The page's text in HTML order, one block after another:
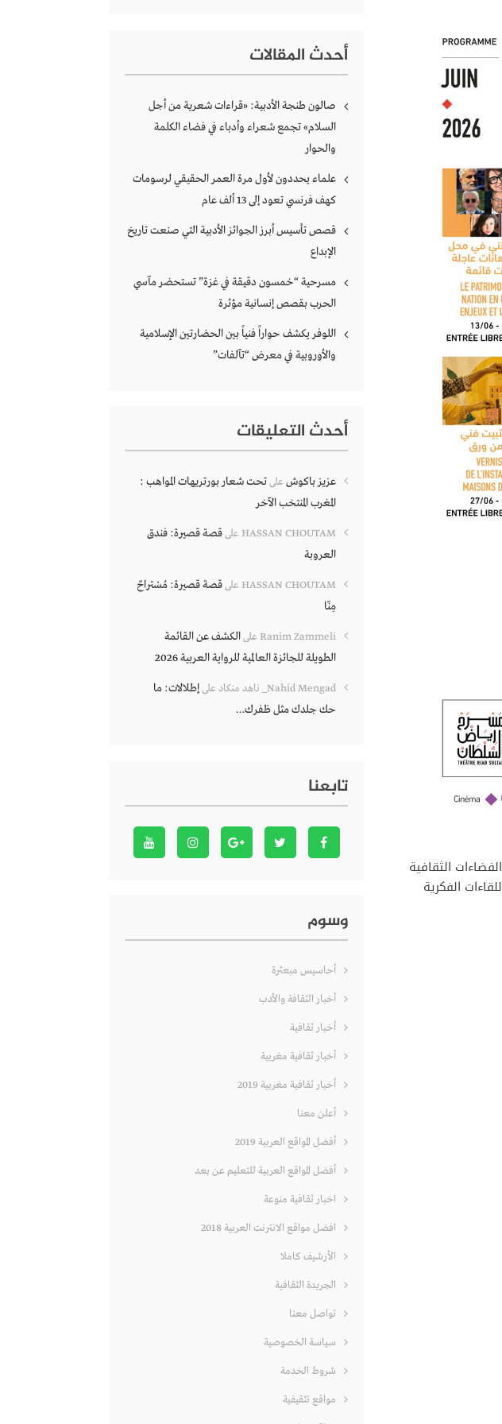
حضوره كأحد أبرز الفضاءات الثقافية
الفكرية
أحدث المقالات
صالون طنجة الأدبية: «قراءات شعرية من أجل
السلام» تجمع شعراء وأدباء في فضاء الكلمة
والحوار
علماء يحددون لأول مرة العمر الحقيقي لرسومات
كهف فرنسي تعود إلى 13 ألف عام
قصص تأسيس أبرز الجوائز الأدبية التي صنعت تاريخ
الإبداع
مسرحية “خمسون دقيقة في غزة” تستحضر مآسي
الحرب بقصص إنسانية مؤثرة
اللوفر يكشف حواراً فنياً بين الحضارتين الإسلامية
والأوروبية في معرض “تآلفات”
أحدث التعليقات
عزيز باكوش علىتحت شعار بورتريهات المواهب :
المغرب المنتخب الآخر
HASSAN CHOUTAM علىقصة قصيرة: فندق
العروبة
HASSAN CHOUTAM علىقصة قصيرة: مُسْتراحٌ
مِنّا
Ranim Zammeli علىالكشف عن القائمة
الطويلة للجائزة العالمية للرواية العربية 2026
Nahid Mengad_ ناهد منكاد علىإطلالات: ما
حك جلدك مثل ظفرك…
تابعنا
وسوم
أحاسيس مبعثرة
أخبار الثقافة والأدب
أخبار ثقافية
أخبار ثقافية مغربية
أخبار ثقافية مغربية 2019
أعلن معنا
أفضل المواقع العربية 2019
أفضل المواقع العربية للتعليم عن بعد
اخبار ثقافية منوعة
افضل مواقع الانترنت العربية 2018
الأرشيف كاملا
الجريدة الثقافية
تواصل معنا
سياسة الخصوصية
شروط الخدمة
مواقع تثقيفية